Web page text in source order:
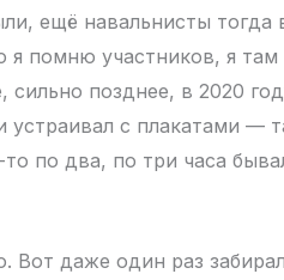
ещё навальнисты тогда
помню участников, я там
позднее, в 2020
с плакатами —
по два, по три часа
Вот даже один раз